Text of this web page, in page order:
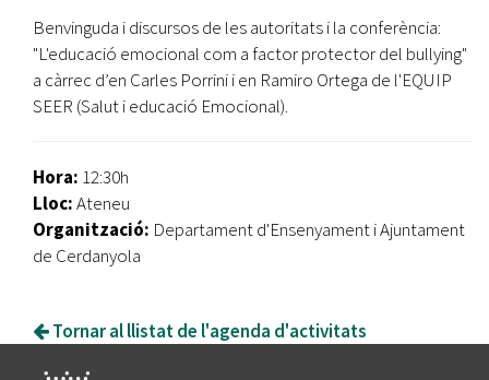
Benvinguda i discursos de les autoritats i la conferència:
"L'educació emocional com a factor protector del bullying"
a càrrec d’en Carles Porrini i en Ramiro Ortega de l'EQUIP
SEER (Salut i educació Emocional).
Hora: 12:30h
Lloc:Ateneu
Organització: Departament d'Ensenyament i Ajuntament
de Cerdanyola
Tornar al llistat de l'agenda d'activitats